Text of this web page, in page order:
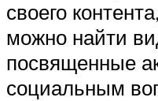
своего
можно найти
посвященные
социальным